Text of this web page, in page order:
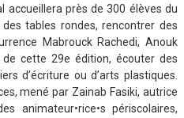
près de 300 élèves du
tables rondes, rencontrer des
Mabrouck Rachedi, Anouk
de cette 29e édition, écouter des
d’écriture ou d’arts plastiques.
mené par Zainab Fasiki, autrice
animateur•rice•s périscolaires,